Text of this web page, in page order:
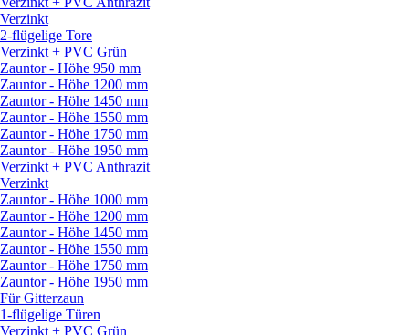
Verzinkt
2-flügelige Tore
Verzinkt + PVC Grün
Zauntor - Höhe 950 mm
Zauntor - Höhe 1200 mm
Zauntor - Höhe 1450 mm
Zauntor - Höhe 1550 mm
Zauntor - Höhe 1750 mm
Zauntor - Höhe 1950 mm
Verzinkt + PVC Anthrazit
Verzinkt
Zauntor - Höhe 1000 mm
Zauntor - Höhe 1200 mm
Zauntor - Höhe 1450 mm
Zauntor - Höhe 1550 mm
Zauntor - Höhe 1750 mm
Zauntor - Höhe 1950 mm
Für Gitterzaun
1-flügelige Türen
Verzinkt + PVC Grün